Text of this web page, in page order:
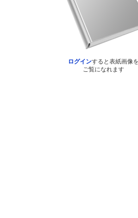
ログインすると表紙画像を
ご覧になれます